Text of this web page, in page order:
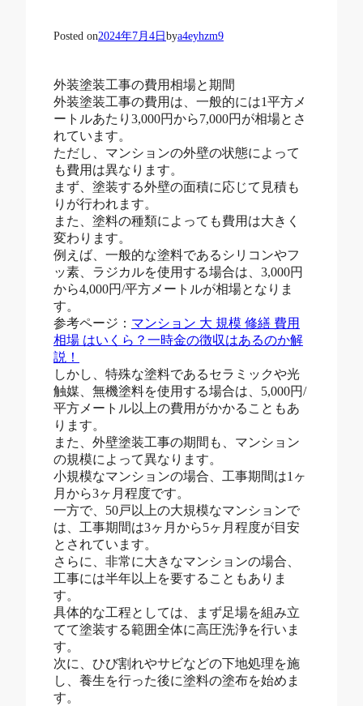
Posted on2024年7月4日 bya4eyhzm9
外装塗装工事の費用相場と期間
外装塗装工事の費用は、一般的には1平方メ
ートルあたり3,000円から7,000円が相場とさ
れています。
ただし、マンションの外壁の状態によって
も費用は異なります。
まず、塗装する外壁の面積に応じて見積も
りが行われます。
また、塗料の種類によっても費用は大きく
変わります。
例えば、一般的な塗料であるシリコンやフ
ッ素、ラジカルを使用する場合は、3,000円
から4,000円/平方メートルが相場となりま
す。
参考ページ： マンション 大 規模 修繕 費用
相場 はいくら？一時金の徴収はあるのか解
説！
しかし、特殊な塗料であるセラミックや光
触媒、無機塗料を使用する場合は、5,000円/
平方メートル以上の費用がかかることもあ
ります。
また、外壁塗装工事の期間も、マンション
の規模によって異なります。
小規模なマンションの場合、工事期間は1ヶ
月から3ヶ月程度です。
一方で、50戸以上の大規模なマンションで
は、工事期間は3ヶ月から5ヶ月程度が目安
とされています。
さらに、非常に大きなマンションの場合、
工事には半年以上を要することもありま
す。
具体的な工程としては、まず足場を組み立
てて塗装する範囲全体に高圧洗浄を行いま
す。
次に、ひび割れやサビなどの下地処理を施
し、養生を行った後に塗料の塗布を始めま
す。